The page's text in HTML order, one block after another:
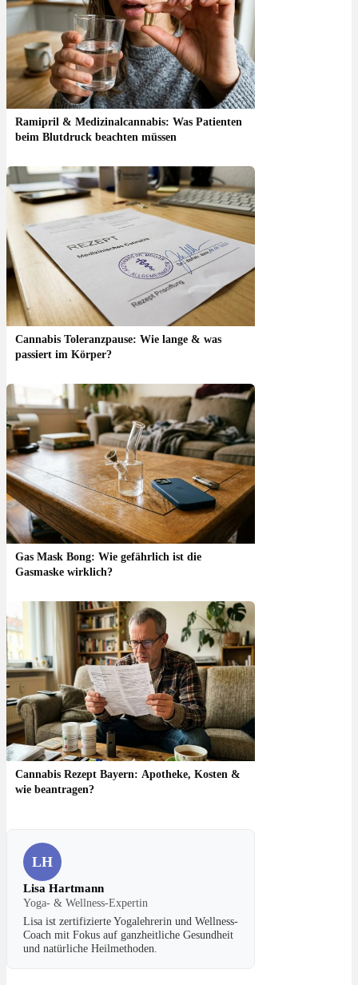
Ramipril & Medizinalcannabis: Was Patienten
beim Blutdruck beachten müssen
Cannabis Toleranzpause: Wie lange & was
passiert im Körper?
Gas Mask Bong: Wie gefährlich ist die
Gasmaske wirklich?
Cannabis Rezept Bayern: Apotheke, Kosten &
wie beantragen?
LH
Lisa Hartmann
Yoga- & Wellness-Expertin
Lisa ist zertifizierte Yogalehrerin und Wellness-
Coach mit Fokus auf ganzheitliche Gesundheit
und natürliche Heilmethoden.